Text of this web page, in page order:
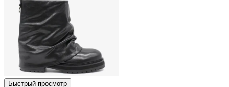
Быстрый просмотр